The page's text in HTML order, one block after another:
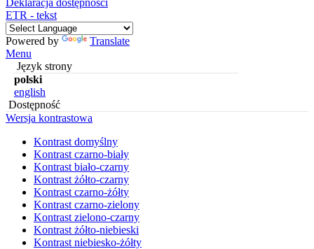
ETR - tekst
Powered by
Translate
Menu
Język strony
polski
english
Dostępność
Wersja kontrastowa
Kontrast domyślny
Kontrast czarno-biały
Kontrast biało-czarny
Kontrast żółto-czarny
Kontrast czarno-żółty
Kontrast czarno-zielony
Kontrast zielono-czarny
Kontrast żółto-niebieski
Kontrast niebiesko-żółty